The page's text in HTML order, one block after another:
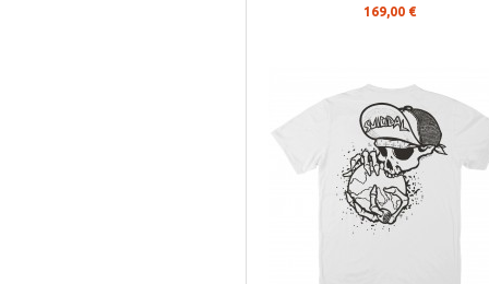
169,00 €